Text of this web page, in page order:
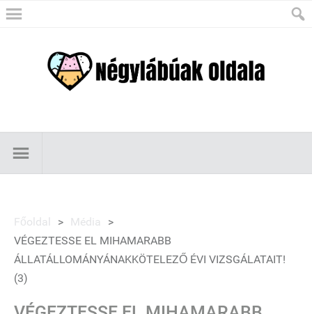
Főoldal > Média
>
VÉGEZTESSE EL MIHAMARABB
ÁLLATÁLLOMÁNYÁNAKKÖTELEZŐ ÉVI VIZSGÁLATAIT!
(3)